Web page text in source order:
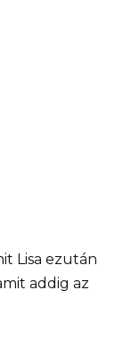
Lisa ezután
addig az